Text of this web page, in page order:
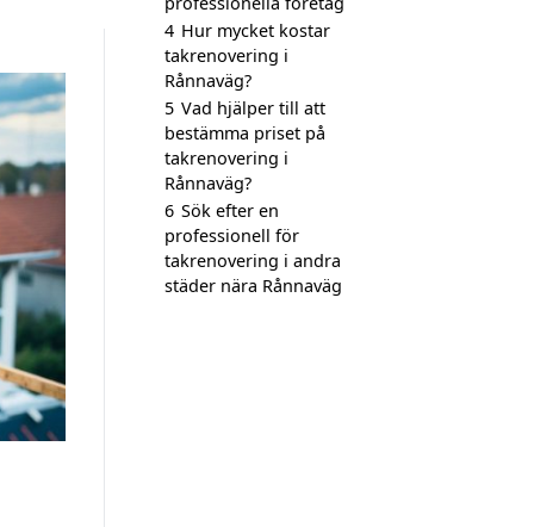
4 Hur mycket kostar
takrenovering i
Rånnaväg?
5 Vad hjälper till att
bestämma priset på
takrenovering i
Rånnaväg?
6 Sök efter en
professionell för
takrenovering i andra
städer nära Rånnaväg